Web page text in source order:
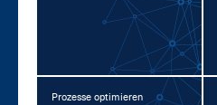
Prozesse optimieren